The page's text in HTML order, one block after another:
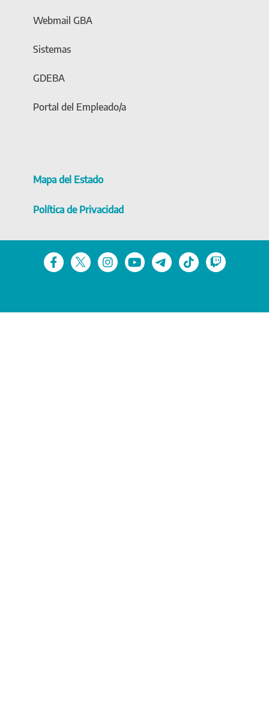
Webmail GBA
Sistemas
GDEBA
Portal del Empleado/a
Mapa del Estado
Política de Privacidad